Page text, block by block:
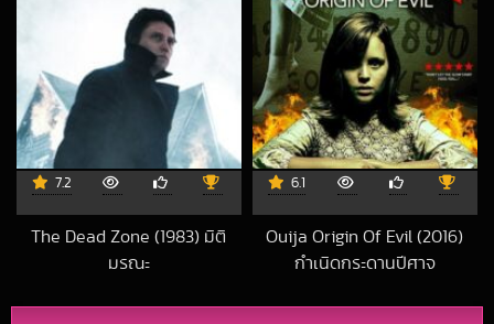
7.2
The Dead Zone (1983) มิติ
มรณะ
6.1
Ouija Origin Of Evil (2016)
กำเนิดกระดานปีศาจ